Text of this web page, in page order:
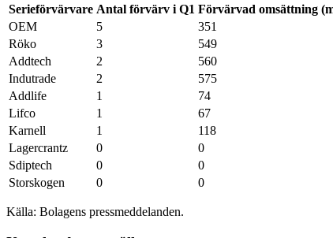
Serieförvärvare Antal förvärv i Q1 Förvärvad omsättning
OEM
5
351
Röko
3
549
Addtech
2
560
Indutrade
2
575
Addlife
1
74
Lifco
1
67
Karnell
1
118
Lagercrantz
0
0
Sdiptech
0
0
Storskogen
0 0
Källa: Bolagens pressmeddelanden.